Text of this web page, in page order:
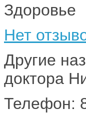
Здоровье
Нет
Другие
доктора
Телефон: